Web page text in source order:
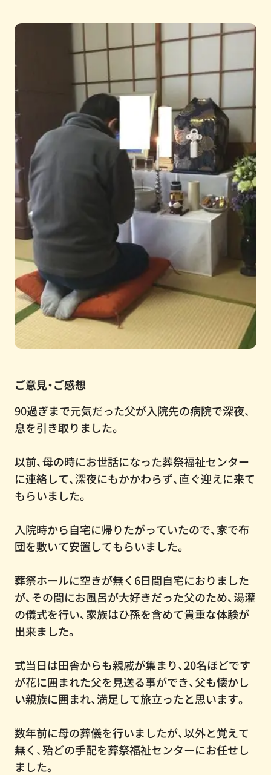
ご意見・ご感想
90過ぎまで元気だった父が入院先の病院で深夜、
息を引き取りました。
以前、母の時にお世話になった葬祭福祉センター
に連絡して、深夜にもかかわらず、直ぐ迎えに来て
もらいました。
入院時から自宅に帰りたがっていたので、家で布
団を敷いて安置してもらいました。
葬祭ホールに空きが無く6日間自宅におりました
が、その間にお風呂が大好きだった父のため、湯灌
の儀式を行い、家族はひ孫を含めて貴重な体験が
出来ました。
式当日は田舎からも親戚が集まり、20名ほどです
が花に囲まれた父を見送る事ができ、父も懐かし
い親族に囲まれ、満足して旅立ったと思います。
数年前に母の葬儀を行いましたが、以外と覚えて
無く、殆どの手配を葬祭福祉センターにお任せし
ました。